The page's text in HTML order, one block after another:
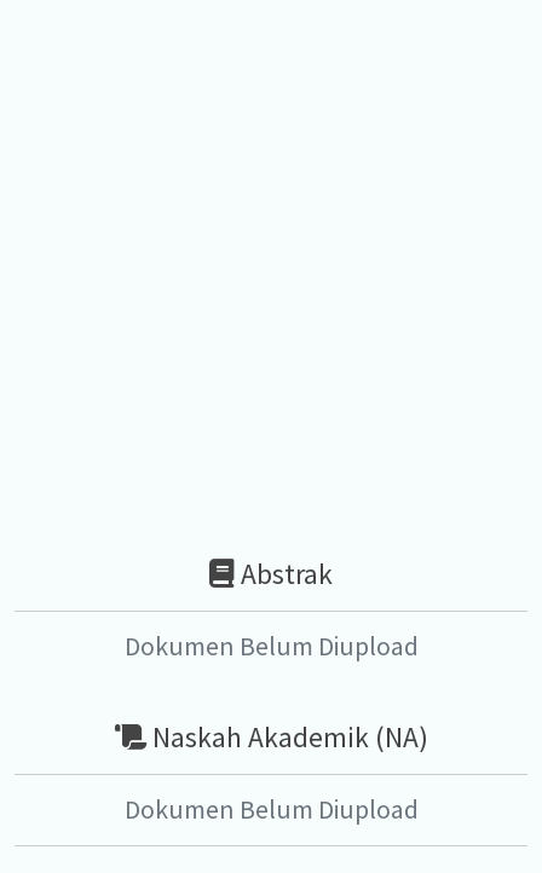
Abstrak
Dokumen Belum Diupload
Naskah Akademik (NA)
Dokumen Belum Diupload